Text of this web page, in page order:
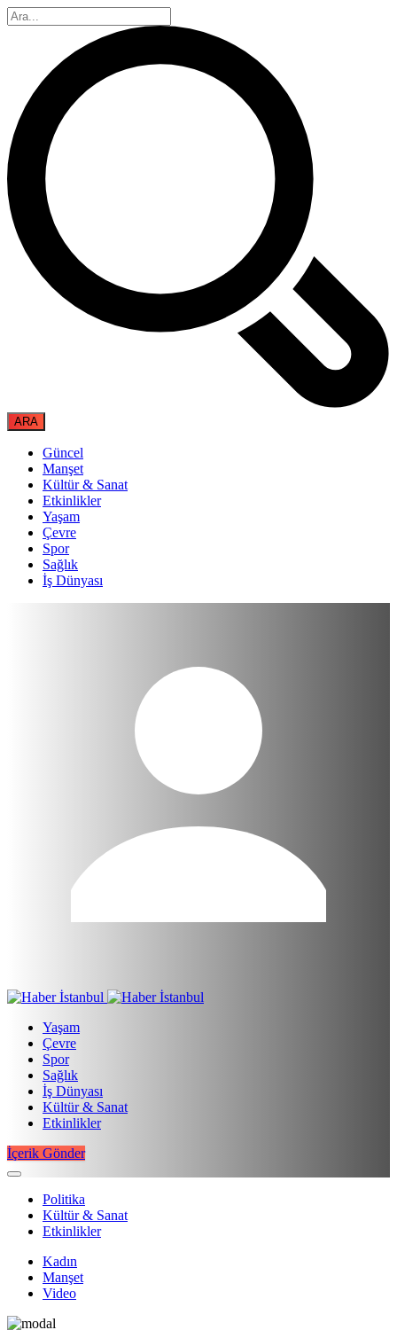
Güncel
Manşet
Kültür & Sanat
Etkinlikler
Yaşam
Çevre
Spor
Sağlık
İş Dünyası
Yaşam
Çevre
Spor
Sağlık
İş Dünyası
Kültür & Sanat
Etkinlikler
İçerik Gönder
Politika
Kültür & Sanat
Etkinlikler
Kadın
Manşet
Video